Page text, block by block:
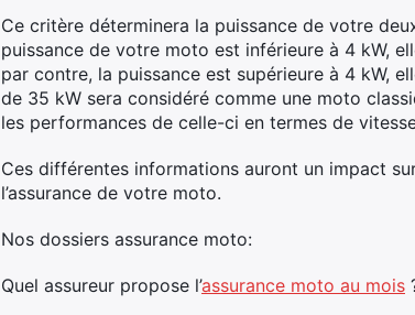
Ce critère déterminera la puissance de votre
puissance de votre moto est inférieure à 4 kW,
par contre, la puissance est supérieure à 4 kW,
de 35 kW sera considéré comme une moto
les performances de celle-ci en termes de
Ces différentes informations auront un impact
l’assurance de votre moto.
Nos dossiers assurance moto:
Quel assureur propose l’assurance moto au mois